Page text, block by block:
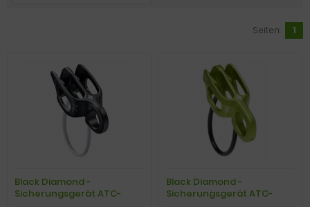
Seiten: 1
Black Diamond -
Sicherungsgerät ATC-
Black Diamond -
Sicherungsgerät ATC-